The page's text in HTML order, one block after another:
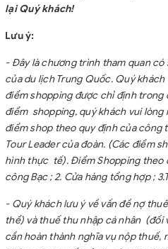
lại Quý khách!
Lưu ý:
- Đây là chương trình tham quan
của du lịch Trung Quốc. Quý
điểm shopping được chỉ định trong
điểm shopping, quý khách vui
điểm shop theo quy định của
Tour Leader của đoàn. (Các điểm
hình thực tế). Điểm Shopping theo
công Bạc ; 2. Cửa hàng tổng hợp ;
- Quý khách lưu ý về vấn đề nợ
thể) và thuế thu nhập cá nhân (đối
cần hoàn thành nghĩa vụ nộp thuế,